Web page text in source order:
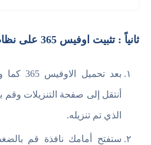
ثانياً : تثبيت اوفيس 365 على نظام التشغيل Mac
بعد
أنتقل إلى صفحة التنزيلات وقم
الذي تم تنزيله.